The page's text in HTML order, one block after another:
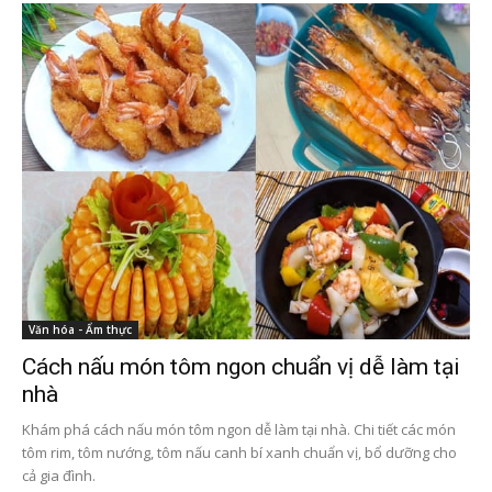
Văn hóa - Ẩm thực
Cách nấu món tôm ngon chuẩn vị dễ làm tại
nhà
Khám phá cách nấu món tôm ngon dễ làm tại nhà. Chi tiết các món
tôm rim, tôm nướng, tôm nấu canh bí xanh chuẩn vị, bổ dưỡng cho
cả gia đình.